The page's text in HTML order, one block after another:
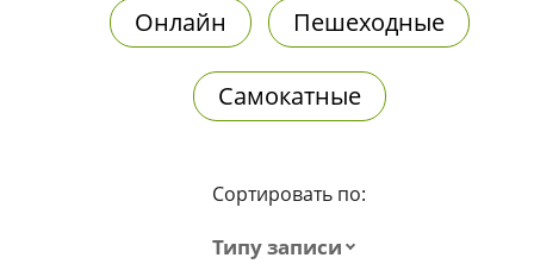
Онлайн Пешеходные
Самокатные
Сортировать по:
Типу записи